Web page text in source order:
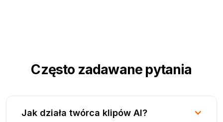
Często zadawane pytania
Jak działa twórca klipów AI?